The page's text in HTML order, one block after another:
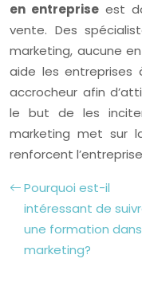
en entrepriseest
vente. Des
marketing, aucune
aide les entreprises
accrocheur afin
le but de les
marketing met sur
renforcent
Pourquoi est-il
intéressant de
une formation
marketing?